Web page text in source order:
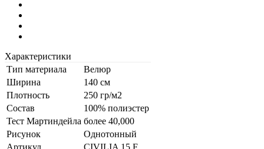
Характеристики
Тип материала
Велюр
Ширина
140 см
Плотность
250 гр/м2
Состав
100% полиэстер
Тест Мартиндейла более 40,000
Рисунок
Однотонный